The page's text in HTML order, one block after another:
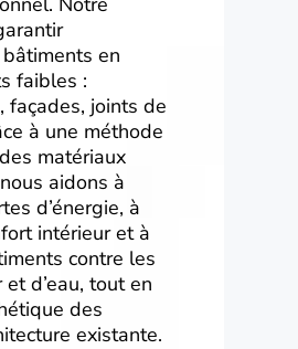
bâtiments en
faibles :
façades, joints de
à une méthode
matériaux
aidons à
d’énergie, à
intérieur et à
contre les
d’eau, tout en
des
existante.